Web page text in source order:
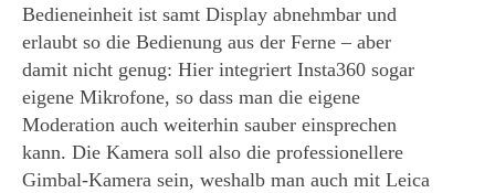
Bedieneinheit ist samt Display abnehmbar und
erlaubt so die Bedienung aus der Ferne – aber
damit nicht genug: Hier integriert Insta360 sogar
eigene Mikrofone, so dass man die eigene
Moderation auch weiterhin sauber einsprechen
kann. Die Kamera soll also die professionellere
Gimbal-Kamera sein, weshalb man auch mit Leica